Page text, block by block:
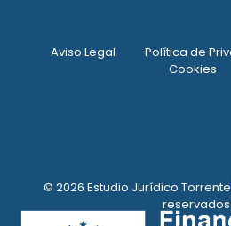
Aviso Legal Política de
Cookies
© 2026 Estudio Jurídico
reservados